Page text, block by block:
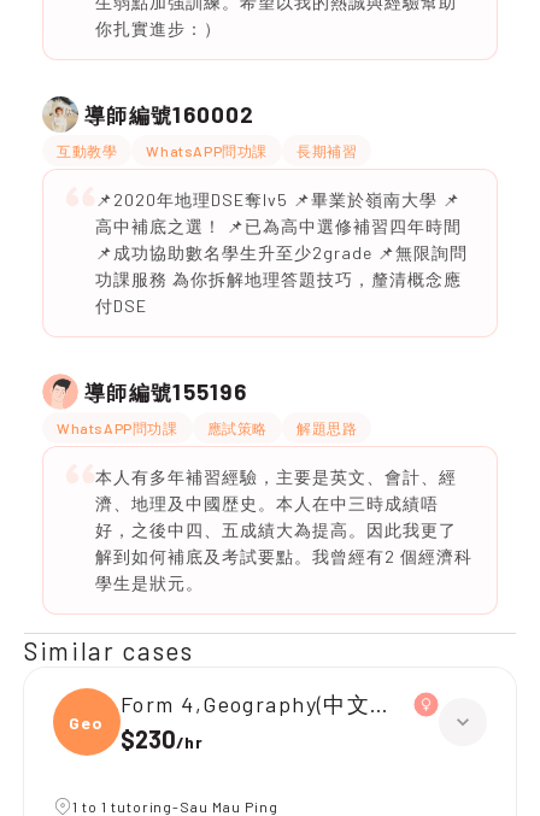
你扎實進步：）
導師編號160002
互動教學 WhatsAPP問功課 長期補習
📌2020年地理DSE奪lv5 📌畢業於嶺南大學 📌
高中補底之選！ 📌已為高中選修補習四年時間
📌成功協助數名學生升至少2grade 📌無限詢問
功課服務 為你拆解地理答題技巧，釐清概念應
付DSE
導師編號155196
WhatsAPP問功課 應試策略 解題思路
本人有多年補習經驗，主要是英文、會計、經
濟、地理及中國歴史。本人在中三時成績唔
好，之後中四、五成績大為提高。因此我更了
解到如何補底及考試要點。我曾經有2 個經濟科
學生是狀元。
Similar cases
Geogr
Form 4,Geography(中文卷)、
$230/hr
1 to 1 tutoring-Sau Mau Ping